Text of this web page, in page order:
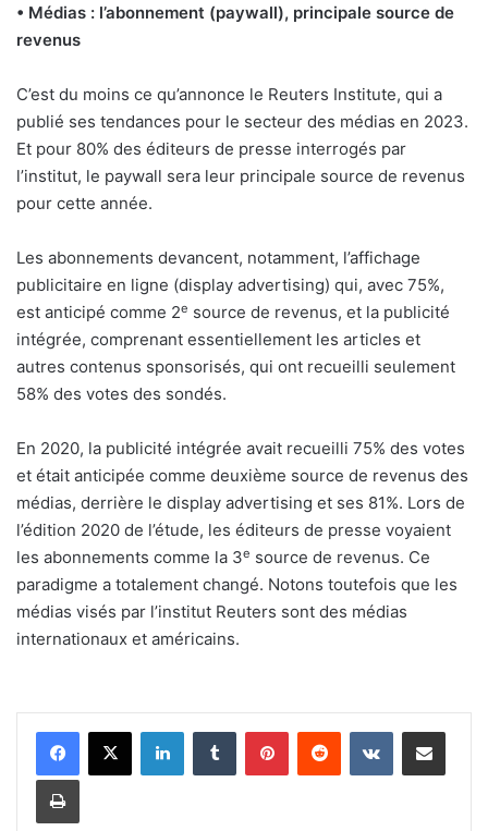
• Médias : l’abonnement (paywall), principale source de
revenus
C’est du moins ce qu’annonce le Reuters Institute, qui a
publié ses tendances pour le secteur des médias en 2023.
Et pour 80% des éditeurs de presse interrogés par
l’institut, le paywall sera leur principale source de revenus
pour cette année.
Les abonnements devancent, notamment, l’affichage
publicitaire en ligne (display advertising) qui, avec 75%,
est anticipé comme 2e source de revenus, et la publicité
intégrée, comprenant essentiellement les articles et
autres contenus sponsorisés, qui ont recueilli seulement
58% des votes des sondés.
En 2020, la publicité intégrée avait recueilli 75% des votes
et était anticipée comme deuxième source de revenus des
médias, derrière le display advertising et ses 81%. Lors de
l’édition 2020 de l’étude, les éditeurs de presse voyaient
les abonnements comme la 3e source de revenus. Ce
paradigme a totalement changé. Notons toutefois que les
médias visés par l’institut Reuters sont des médias
internationaux et américains.